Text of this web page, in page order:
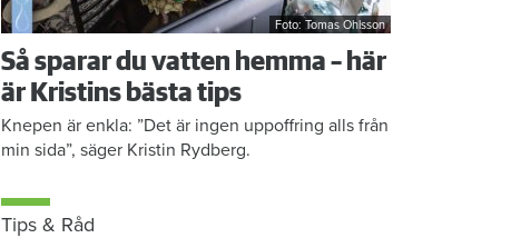
Foto: Tomas Ohlsson
Så sparar du vatten hemma – här
är Kristins bästa tips
Knepen är enkla: ”Det är ingen uppoffring alls från
min sida”, säger Kristin Rydberg.
Tips & Råd